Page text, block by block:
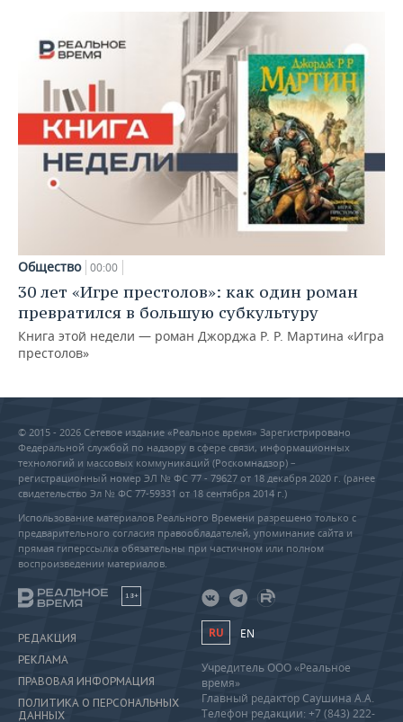
Общество 00:00
30 лет «Игре престолов»: как один роман
превратился в большую субкультуру
Книга этой недели — роман Джорджа Р. Р. Мартина «Игра
престолов»
© 2015 - 2026 Сетевое издание «Реальное время» Зарегистрировано
Федеральной службой по надзору в сфере связи, информационных
технологий и массовых коммуникаций (Роскомнадзор) –
регистрационный номер ЭЛ № ФС 77 - 79627 от 18 декабря 2020 г. (ранее
свидетельство Эл № ФС 77-59331 от 18 сентября 2014 г.)
Использование материалов Реального Времени разрешено только с
предварительного согласия правообладателей, упоминание сайта и
прямая гиперссылка обязательны при частичном или полном
воспроизведении материалов.
18+
РЕДАКЦИЯ
РЕКЛАМА
ПРАВОВАЯ ИНФОРМАЦИЯ
ПОЛИТИКА О ПЕРСОНАЛЬНЫХ
ДАННЫХ
RU EN
Учредитель ООО «Реальное
время»
Главный редактор Саушина А.А.
Телефон редакции: +7 (843) 222-